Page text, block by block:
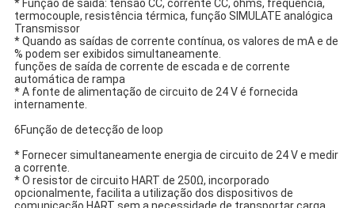
* Função de saída: tensão CC, corrente CC, ohms, frequência,
termocouple, resistência térmica, função SIMULATE analógica
Transmissor
* Quando as saídas de corrente contínua, os valores de mA e de
% podem ser exibidos simultaneamente.
funções de saída de corrente de escada e de corrente
automática de rampa
* A fonte de alimentação de circuito de 24 V é fornecida
internamente.
6Função de detecção de loop
* Fornecer simultaneamente energia de circuito de 24 V e medir
a corrente.
* O resistor de circuito HART de 250Ω, incorporado
opcionalmente, facilita a utilização dos dispositivos de